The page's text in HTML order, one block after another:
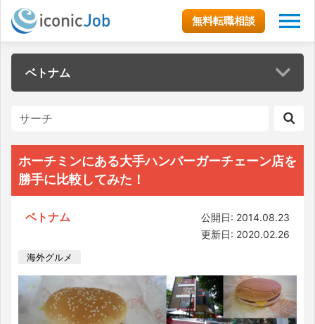
無料転職相談
ベトナム
ホーチミンにある大手ハンバーガーチェーン店を
勝手に比較してみた！
ベトナム
公開日: 2014.08.23
更新日: 2020.02.26
海外グルメ